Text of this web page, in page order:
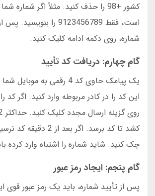
است، فقط 9123456789 را
شماره، روی دکمه ادامه کلیک کنید.
گام چهارم: دریافت کد تأیید
یک پیامک حاوی کد 4 رقمی به
این کد را در کادر مربوطه وارد کنید. اگر کد
کشد تا کد برسد. اگر بعد
چک کنید. شاید شماره را اشتباه وارد کرده
گام پنجم: ایجاد رمز عبور
پس از تأیید شماره، باید یک رمز عبور قوی